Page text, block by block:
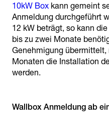
10kW Box kann gemeint
Anmeldung durchgeführt
12 kW beträgt, so kann
bis zu zwei Monate
Genehmigung
Monaten die Installation
werden.
Wallbox Anmeldung ab